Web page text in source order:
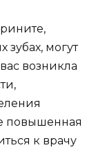
зубах, могут
возникла
повышенная
к врачу